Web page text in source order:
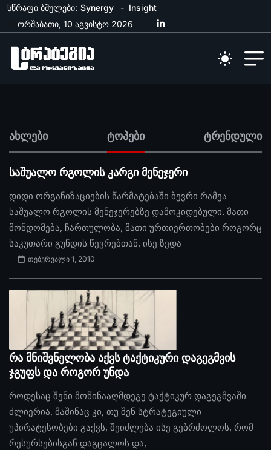
სწრაფი ბმულები: Synergy
Insight
ორშაბათი, 10 აგვისტო 2026
ახლები ტოპები ტრენდული
საშუალო რგოლის კარგი მენეჯერი
დიდი ორგანიზაციების წარმატებაში ბევრი რამეა
საშუალო რგოლის მენეჯერებზე დამოკიდებული. მათი
მონდომება, ჩართულობა, მათი ურთიერთობები როგორც
საკუთარი გუნდის წევრებთან, ისე ზედა
თებერვალი 1, 2010
რა მნიშვნელობა აქვს ტაქტიკური დაგეგმვის
ჯგუფს და როგორ უნდა
როდესაც შენი მოწინააღმდეგე ტაქტიკურ დაგეგმვაში
ძლიერია, მაშინაც კი, თუ შენ სტრატეგიული
უპირატესობები გაქვს, შეიძლება ისე გებრძოლოს, რომ
რესურსებისგან დაგცალოს და,